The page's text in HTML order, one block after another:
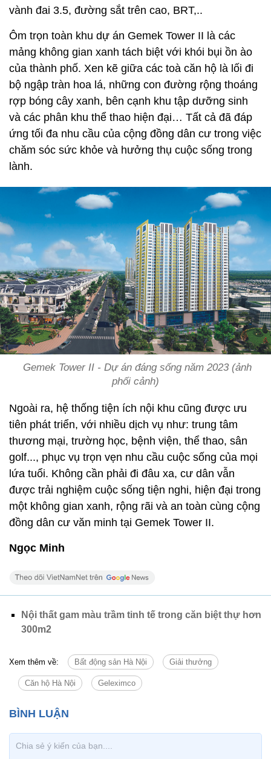
vành đai 3.5, đường sắt trên cao, BRT,..
Ôm trọn toàn khu dự án Gemek Tower II là các
mảng không gian xanh tách biệt với khói bụi ồn ào
của thành phố. Xen kẽ giữa các toà căn hộ là lối đi
bộ ngập tràn hoa lá, những con đường rộng thoáng
rợp bóng cây xanh, bên cạnh khu tập dưỡng sinh
và các phân khu thể thao hiện đại… Tất cả đã đáp
ứng tối đa nhu cầu của cộng đồng dân cư trong việc
chăm sóc sức khỏe và hưởng thụ cuộc sống trong
lành.
Gemek Tower II - Dự án đáng sống năm 2023 (ảnh
phối cảnh)
Ngoài ra, hệ thống tiện ích nội khu cũng được ưu
tiên phát triển, với nhiều dịch vụ như: trung tâm
thương mại, trường học, bệnh viện, thể thao, sân
golf..., phục vụ trọn vẹn nhu cầu cuộc sống của mọi
lứa tuổi. Không cần phải đi đâu xa, cư dân vẫn
được trải nghiệm cuộc sống tiện nghi, hiện đại trong
một không gian xanh, rộng rãi và an toàn cùng cộng
đồng dân cư văn minh tại Gemek Tower II.
Ngọc Minh
Nội thất gam màu trầm tinh tế trong căn biệt thự hơn
300m2
Xem thêm về: Bất động sản Hà Nội Giải thưởng
Căn hộ Hà Nội Geleximco